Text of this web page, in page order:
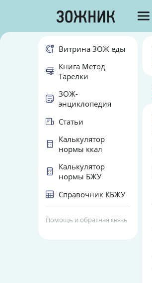
Витрина ЗОЖ еды
Книга Метод
Тарелки
ЗОЖ-
энциклопедия
Статьи
Калькулятор
нормы ккал
Калькулятор
нормы БЖУ
Справочник КБЖУ
Помощь и обратная связь